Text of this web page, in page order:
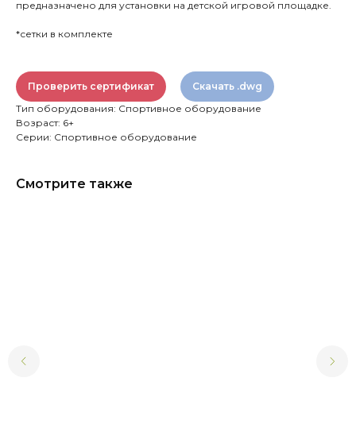
предназначено для установки на детской игровой площадке.
*сетки в комплекте
Проверить сертификат
Скачать .dwg
Тип оборудования: Спортивное оборудование
Возраст: 6+
Серии: Спортивное оборудование
Смотрите также